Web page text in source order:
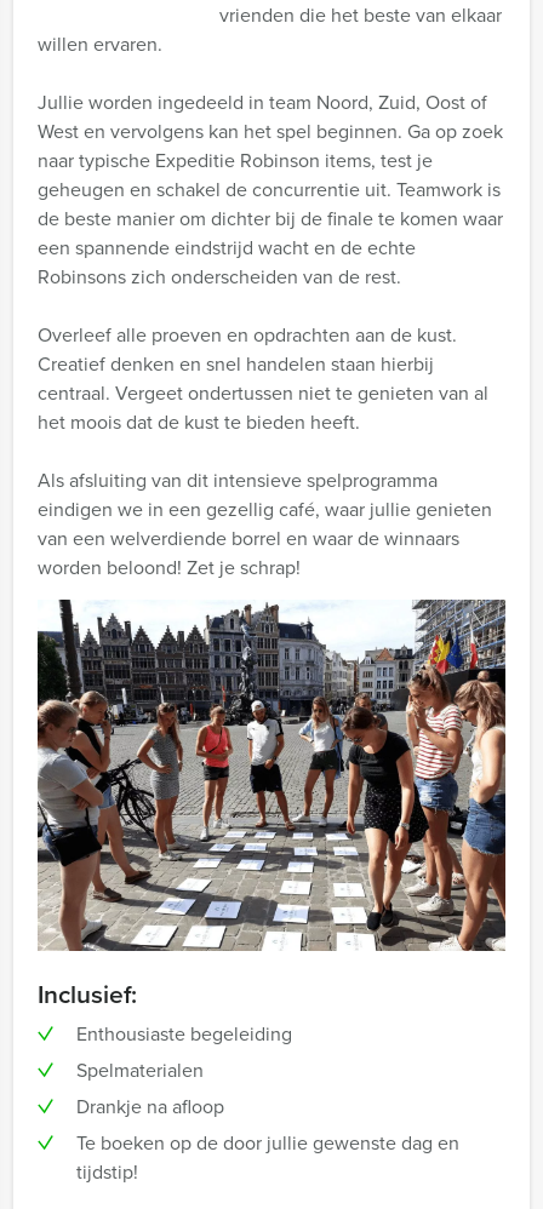
vrienden die het beste van elkaar
willen ervaren.
Jullie worden ingedeeld in team Noord, Zuid, Oost of
West en vervolgens kan het spel beginnen. Ga op zoek
naar typische Expeditie Robinson items, test je
geheugen en schakel de concurrentie uit. Teamwork is
de beste manier om dichter bij de finale te komen waar
een spannende eindstrijd wacht en de echte
Robinsons zich onderscheiden van de rest.
Overleef alle proeven en opdrachten aan de kust.
Creatief denken en snel handelen staan hierbij
centraal. Vergeet ondertussen niet te genieten van al
het moois dat de kust te bieden heeft.
Als afsluiting van dit intensieve spelprogramma
eindigen we in een gezellig café, waar jullie genieten
van een welverdiende borrel en waar de winnaars
worden beloond! Zet je schrap!
Inclusief:
Enthousiaste begeleiding
Spelmaterialen
Drankje na afloop
Te boeken op de door jullie gewenste dag en
tijdstip!